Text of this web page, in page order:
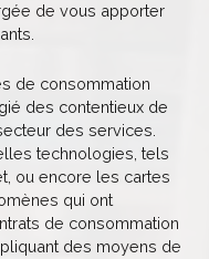
de vous apporter
de consommation
des contentieux de
des services.
technologies, tels
ou encore les cartes
qui ont
de consommation
des moyens de